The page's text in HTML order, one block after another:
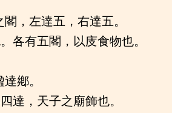
閣，左達五，右達五。
各有五閣，以庋食物也。
鄕。
達，天子之廟飾也。